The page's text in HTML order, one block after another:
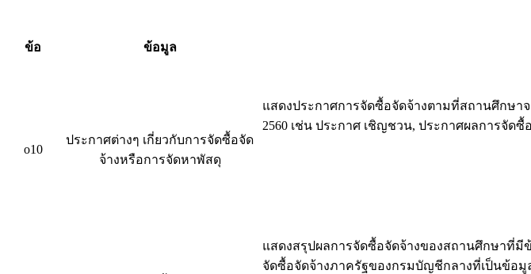
ข้อ ข้อมูล
o10
ประกาศต่างๆ เกี่ยวกับการจัดซื้อจัด
จ้างหรือการจัดหาพัสดุ
แสดงประกาศการจัดซื้อจัดจ้างตามที่สถานศึกษ
2560 เช่น ประกาศ เชิญชวน, ประกาศผลการจัด
แสดงสรุปผลการจัดซื้อจัดจ้างของสถานศึกษาที่
จัดซื้อจัดจ้างภาครัฐของกรมบัญชีกลางที่เป็นข้อ